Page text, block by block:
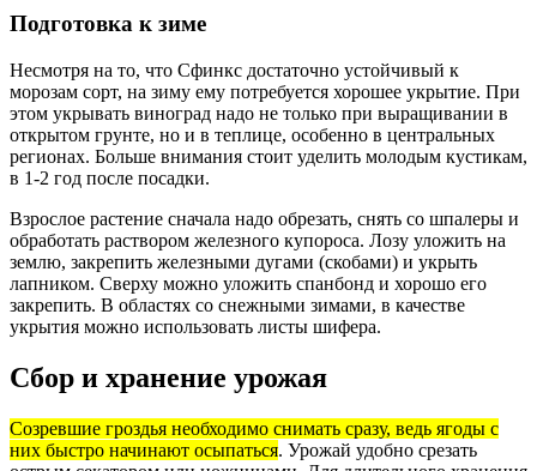
Подготовка к зиме
Несмотря на то, что Сфинкс достаточно устойчивый к
морозам сорт, на зиму ему потребуется хорошее укрытие. При
этом укрывать виноград надо не только при выращивании в
открытом грунте, но и в теплице, особенно в центральных
регионах. Больше внимания стоит уделить молодым кустикам,
в 1-2 год после посадки.
Взрослое растение сначала надо обрезать, снять со шпалеры и
обработать раствором железного купороса. Лозу уложить на
землю, закрепить железными дугами (скобами) и укрыть
лапником. Сверху можно уложить спанбонд и хорошо его
закрепить. В областях со снежными зимами, в качестве
укрытия можно использовать листы шифера.
Сбор и хранение урожая
Созревшие гроздья необходимо снимать сразу, ведь ягоды с
них быстро начинают осыпаться. Урожай удобно срезать